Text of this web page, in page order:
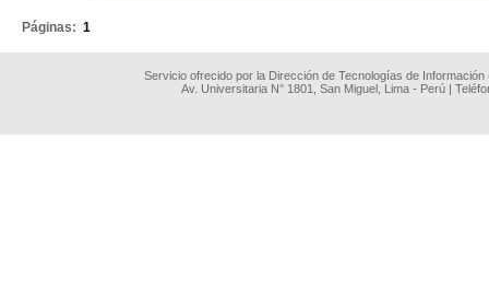
Páginas: 1
Servicio ofrecido por la Dirección de Tecnologías de
Av. Universitaria N° 1801, San Miguel, Lima - Perú |